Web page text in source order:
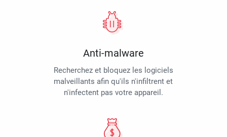
Anti-malware
Recherchez et bloquez les logiciels
malveillants afin qu'ils n'infiltrent et
n'infectent pas votre appareil.